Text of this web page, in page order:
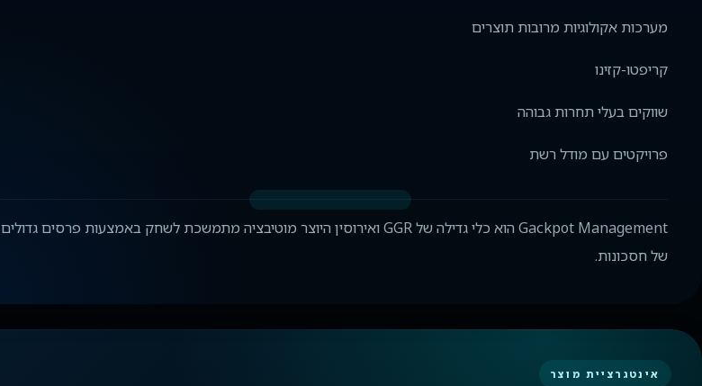
מערכות אקולוגיות מרובות תוצרים
קריפטו-קזינו
שווקים בעלי תחרות גבוהה
פרויקטים עם מודל רשת
Gackpot Management הוא כלי גדילה של GGR ואירוסין היוצר מוטיבציה מתמשכת לשחק באמצעות פרסים גדולים
של חסכונות.
אינטגרציית מוצר